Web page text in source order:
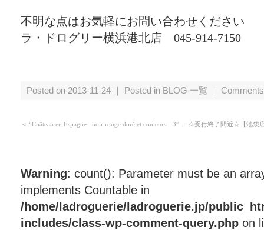
不明な点はお気軽にお問い合わせください
ラ・ドログリー横浜港北店 045-914-7150
Posted on 2013-11-24 ｜ Posted in BLOG 一覧 ｜
＜ “Château en Espagne : noir rouge doré et couleurs 3″… ☆受付終了間近☆【池袋
Warning: count(): Parameter must be an
implements Countable in
/home/ladroguerie/ladroguerie.jp/
includes/class-wp-comment-query.php on